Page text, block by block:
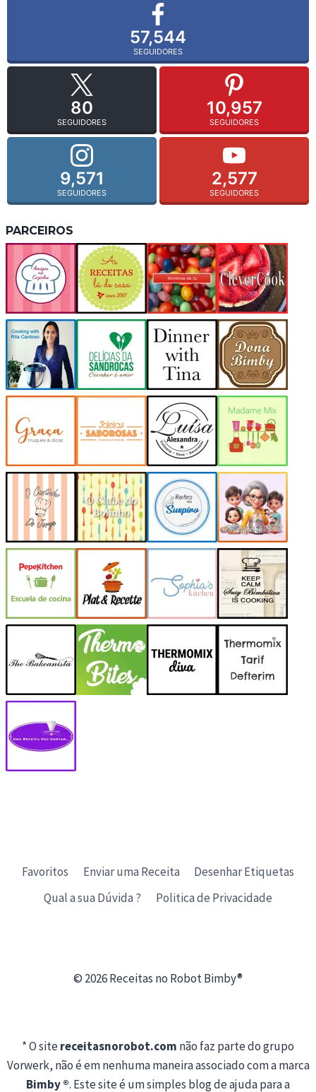
57,544
SEGUIDORES
80
SEGUIDORES
10,957
SEGUIDORES
9,571
SEGUIDORES
2,577
SEGUIDORES
PARCEIROS
Favoritos Enviar uma Receita
Desenhar Etiquetas
Qual a sua Dúvida ?
Politica de Privacidade
© 2026 Receitas no Robot Bimby®
* O sitereceitasnorobot.com não faz parte do grupo
Vorwerk, não é em nenhuma maneira associado com a marca
Bimby ®. Este site é um simples blog de ajuda para a